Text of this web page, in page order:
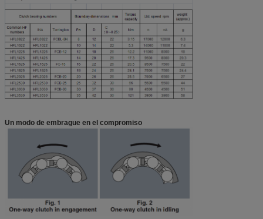
Un modo de embrague en el compromiso